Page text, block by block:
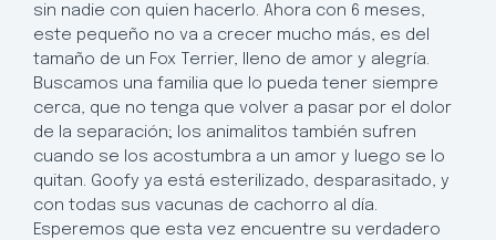
sin nadie con quien hacerlo. Ahora con 6 meses,
este pequeño no va a crecer mucho más, es del
tamaño de un Fox Terrier, lleno de amor y alegría.
Buscamos una familia que lo pueda tener siempre
cerca, que no tenga que volver a pasar por el dolor
de la separación; los animalitos también sufren
cuando se los acostumbra a un amor y luego se lo
quitan. Goofy ya está esterilizado, desparasitado, y
con todas sus vacunas de cachorro al día.
Esperemos que esta vez encuentre su verdadero